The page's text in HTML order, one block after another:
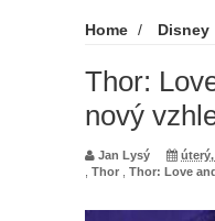
Home / Disney
natáčení ukazují
Thor:
nový
Jan Lysý úterý,
Thor Thor: Love